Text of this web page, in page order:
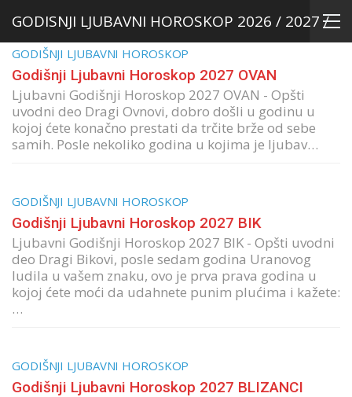
GODISNJI LJUBAVNI HOROSKOP 2026 / 2027 /
2028
GODIŠNJI LJUBAVNI HOROSKOP
Godišnji Ljubavni Horoskop 2027 OVAN
Ljubavni Godišnji Horoskop 2027 OVAN - Opšti
uvodni deo Dragi Ovnovi, dobro došli u godinu u
kojoj ćete konačno prestati da trčite brže od sebe
samih. Posle nekoliko godina u kojima je ljubav…
GODIŠNJI LJUBAVNI HOROSKOP
Godišnji Ljubavni Horoskop 2027 BIK
Ljubavni Godišnji Horoskop 2027 BIK - Opšti uvodni
deo Dragi Bikovi, posle sedam godina Uranovog
ludila u vašem znaku, ovo je prva prava godina u
kojoj ćete moći da udahnete punim plućima i kažete:
…
GODIŠNJI LJUBAVNI HOROSKOP
Godišnji Ljubavni Horoskop 2027 BLIZANCI